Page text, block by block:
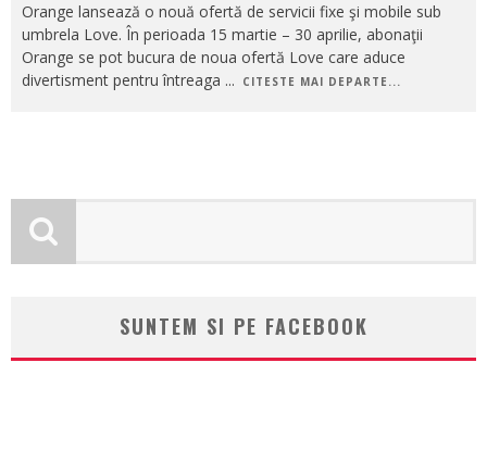
Orange lansează o nouă ofertă de servicii fixe şi mobile sub
umbrela Love. În perioada 15 martie – 30 aprilie, abonaţii
Orange se pot bucura de noua ofertă Love care aduce
divertisment pentru întreaga ... CITESTE MAI DEPARTE...
SUNTEM SI PE FACEBOOK